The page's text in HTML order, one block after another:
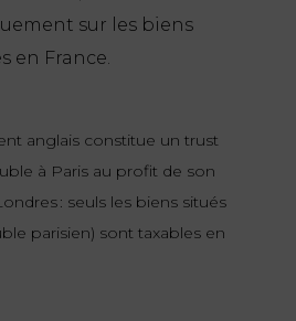
sur les biens
en France.
anglais constitue un trust
à Paris au profit de son
: seuls les biens situés
parisien) sont taxables en